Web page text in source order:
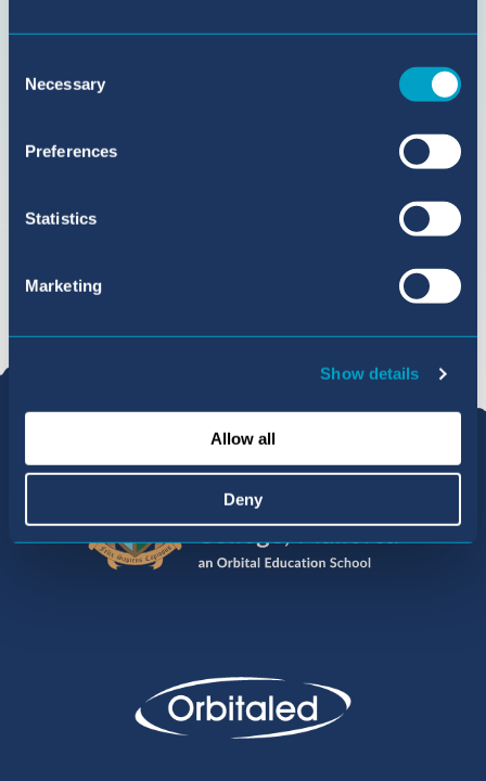
Selection
Necessary
Preferences
Statistics
Marketing
Show details
Allow all
Deny